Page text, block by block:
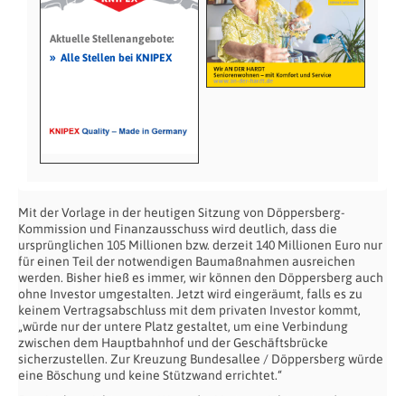
Aktuelle Stellenangebote:
» Alle Stellen bei KNIPEX
Mit der Vorlage in der heutigen Sitzung von Döppersberg-
Kommission und Finanzausschuss wird deutlich, dass die
ursprünglichen 105 Millionen bzw. derzeit 140 Millionen Euro nur
für einen Teil der notwendigen Baumaßnahmen ausreichen
werden. Bisher hieß es immer, wir können den Döppersberg auch
ohne Investor umgestalten. Jetzt wird eingeräumt, falls es zu
keinem Vertragsabschluss mit dem privaten Investor kommt,
„würde nur der untere Platz gestaltet, um eine Verbindung
zwischen dem Hauptbahnhof und der Geschäftsbrücke
sicherzustellen. Zur Kreuzung Bundesallee / Döppersberg würde
eine Böschung und keine Stützwand errichtet.“